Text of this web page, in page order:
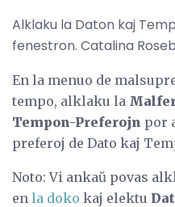
Alklaku la Daton kaj
fenestron. Catalina
En la menuo de
tempo, alklaku la
Tempon-Preferojn por
preferoj de Dato kaj
Noto: Vi ankaŭ povas
en la doko kaj elektu